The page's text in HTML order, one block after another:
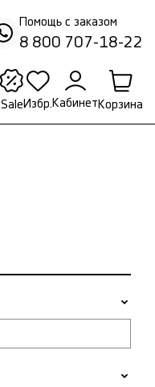
Помощь с заказом
8 800 707-18-22
Sale Избр. Кабинет Корзина